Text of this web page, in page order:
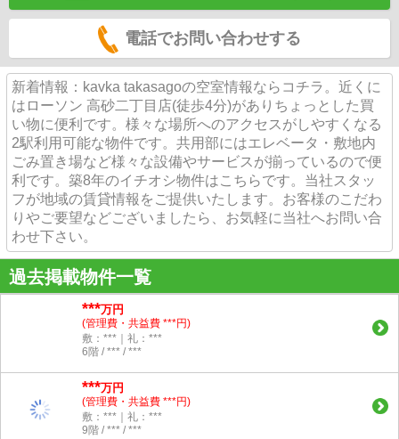
電話でお問い合わせする
新着情報：kavka takasagoの空室情報ならコチラ。近くに
はローソン 高砂二丁目店(徒歩4分)がありちょっとした買
い物に便利です。様々な場所へのアクセスがしやすくなる
2駅利用可能な物件です。共用部にはエレベータ・敷地内
ごみ置き場など様々な設備やサービスが揃っているので便
利です。築8年のイチオシ物件はこちらです。当社スタッ
フが地域の賃貸情報をご提供いたします。お客様のこだわ
りやご要望などございましたら、お気軽に当社へお問い合
わせ下さい。
過去掲載物件一覧
***万円
(管理費・共益費 ***円)
敷：***｜礼：***
6階 / *** / ***
***万円
(管理費・共益費 ***円)
敷：***｜礼：***
9階 / *** / ***